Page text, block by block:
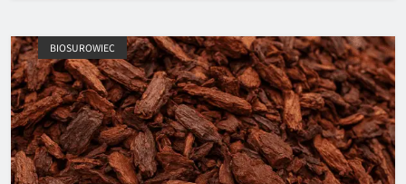
BIOSUROWIEC